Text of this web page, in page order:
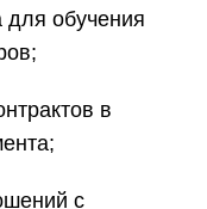
обучения
в
с